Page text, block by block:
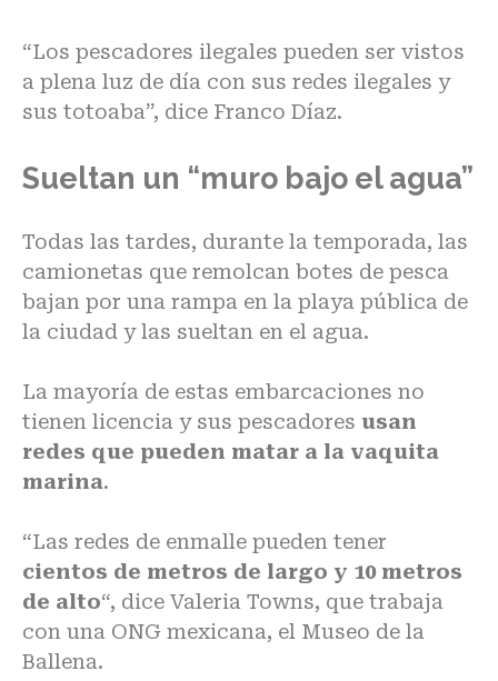
“Los pescadores ilegales pueden ser vistos
a plena luz de día con sus redes ilegales y
sus totoaba”, dice Franco Díaz.
Sueltan un “muro bajo el agua”
Todas las tardes, durante la temporada, las
camionetas que remolcan botes de pesca
bajan por una rampa en la playa pública de
la ciudad y las sueltan en el agua.
La mayoría de estas embarcaciones no
tienen licencia y sus pescadores usan
redes que pueden matar a la vaquita
marina.
“Las redes de enmalle pueden tener
cientos de metros de largo y 10 metros
de alto“, dice Valeria Towns, que trabaja
con una ONG mexicana, el Museo de la
Ballena.